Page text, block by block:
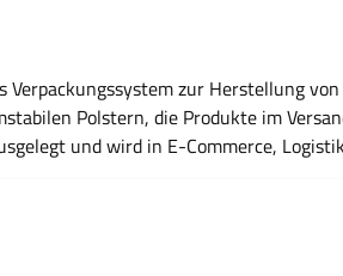
Verpackungssystem zur Herstellung
Polstern, die Produkte im
und wird in E-Commerce,